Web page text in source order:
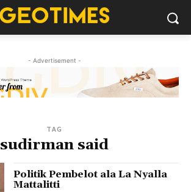
- Advertisement -
TAG
sudirman said
Politik Pembelot ala La Nyalla
Mattalitti